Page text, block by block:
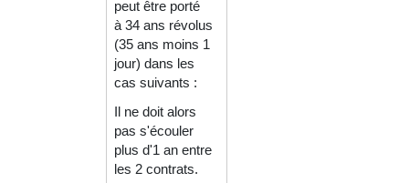
peut être porté
à 34 ans révolus
(35 ans moins 1
jour) dans les
cas suivants :
Il ne doit alors
pas s'écouler
plus d'1 an entre
les 2 contrats.